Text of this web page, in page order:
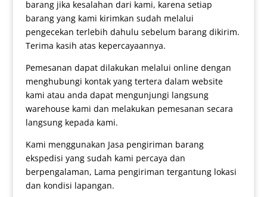
barang jika kesalahan dari kami, karena setiap
barang yang kami kirimkan sudah melalui
pengecekan terlebih dahulu sebelum barang dikirim.
Terima kasih atas kepercayaannya.
Pemesanan dapat dilakukan melalui online dengan
menghubungi kontak yang tertera dalam website
kami atau anda dapat mengunjungi langsung
warehouse kami dan melakukan pemesanan secara
langsung kepada kami.
Kami menggunakan Jasa pengiriman barang
ekspedisi yang sudah kami percaya dan
berpengalaman, Lama pengiriman tergantung lokasi
dan kondisi lapangan.